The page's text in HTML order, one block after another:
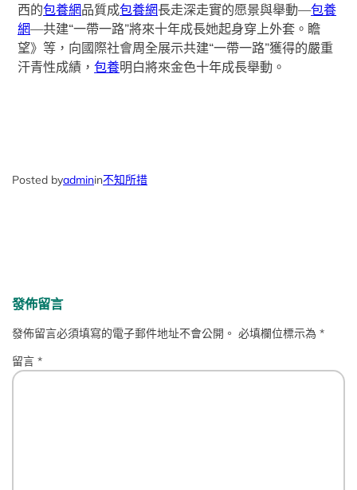
西的包養網品質成包養網長走深走實的愿景與舉動—包養
網—共建“一帶一路”將來十年成長她起身穿上外套。瞻
望》等，向國際社會周全展示共建“一帶一路”獲得的嚴重
汗青性成績，包養明白將來金色十年成長舉動。
Posted byadminin不知所措
發佈留言
發佈留言必須填寫的電子郵件地址不會公開。 必填欄位標示為*
留言*